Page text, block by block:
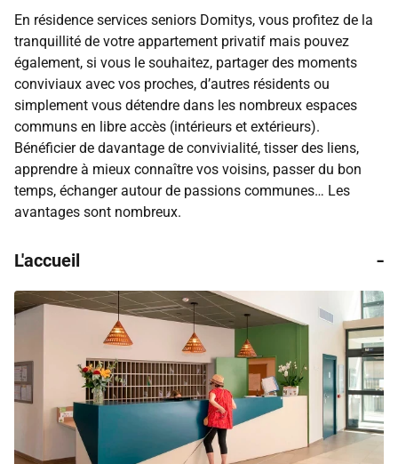
En résidence services seniors Domitys, vous profitez de la
tranquillité de votre appartement privatif mais pouvez
également, si vous le souhaitez, partager des moments
conviviaux avec vos proches, d’autres résidents ou
simplement vous détendre dans les nombreux espaces
communs en libre accès (intérieurs et extérieurs).
Bénéficier de davantage de convivialité, tisser des liens,
apprendre à mieux connaître vos voisins, passer du bon
temps, échanger autour de passions communes… Les
avantages sont nombreux.
L'accueil -